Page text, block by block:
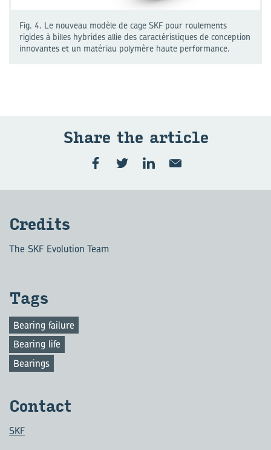
Fig. 4. Le nouveau modèle de cage SKF pour roulements
rigides à billes hybrides allie des caractéristiques de conception
innovantes et un matériau polymère haute performance.
Share the ar­ticle
Cre­dits
The SKF Evolution Team
Tags
Bearing failure
Bearing life
Bearings
Contact
SKF